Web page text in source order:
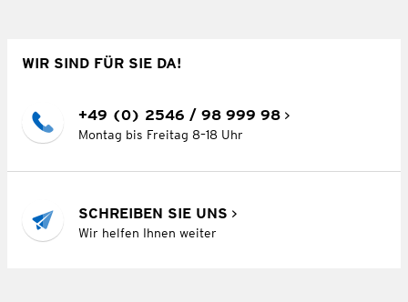
WIR SIND FÜR SIE DA!
+49 (0) 2546 / 98 999 98
Montag bis Freitag 8–18 Uhr
SCHREIBEN SIE UNS
Wir helfen Ihnen weiter